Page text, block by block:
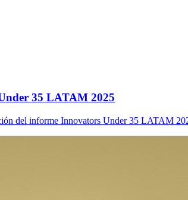
35 LATAM 2025
del informe Innovators Under 35 LATAM